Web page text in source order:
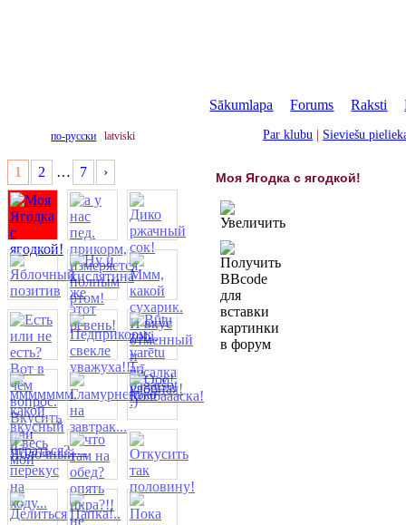
Sākumlapa |Forums |Raksti |
по-русски latviski Par klubu Sieviešu
Моя Ягодка с ягодкой!
1 2 … 7 ›